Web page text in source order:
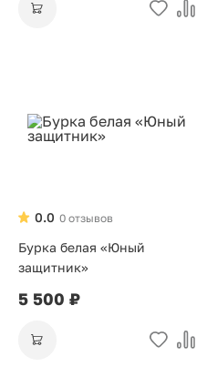
0 отзывов
0.0
Бурка белая «Юный
защитник»
5 500 ₽